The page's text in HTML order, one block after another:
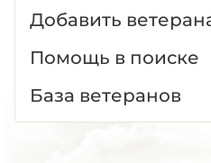
Добавить
Помощь в поиске
База ветеранов